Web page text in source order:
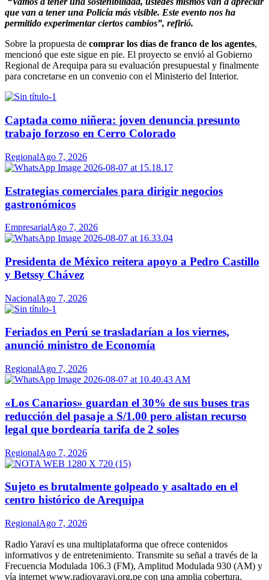
que van a tener una Policía más visible. Este evento nos ha
permitido experimentar ciertos cambios”, refirió.
Sobre la propuesta de comprar los días de franco de los agentes,
mencionó que este sigue en pie. El proyecto se envió al Gobierno
Regional de Arequipa para su evaluación presupuestal y finalmente
para concretarse en un convenio con el Ministerio del Interior.
Captada como niñera: joven denuncia presunto
trabajo forzoso en Cerro Colorado
RegionalAgo 7, 2026
Estrategias comerciales para dirigir negocios
gastronómicos
EmpresarialAgo 7, 2026
Presidenta de México reitera apoyo a Pedro Castillo
y Betssy Chávez
NacionalAgo 7, 2026
Feriados en Perú se trasladarían a los viernes,
anunció ministro de Economía
RegionalAgo 7, 2026
«Los Canarios» guardan el 30% de sus buses tras
reducción del pasaje a S/1.00 pero alistan recurso
legal que bordearía tarifa de 2 soles
RegionalAgo 7, 2026
Sujeto es brutalmente golpeado y asaltado en el
centro histórico de Arequipa
RegionalAgo 7, 2026
Radio Yaraví es una multiplataforma que ofrece contenidos
informativos y de entretenimiento. Transmite su señal a través de la
Frecuencia Modulada 106.3 (FM), Amplitud Modulada 930 (AM) y
vía internet www.radioyaravi.org.pe con una amplia cobertura.